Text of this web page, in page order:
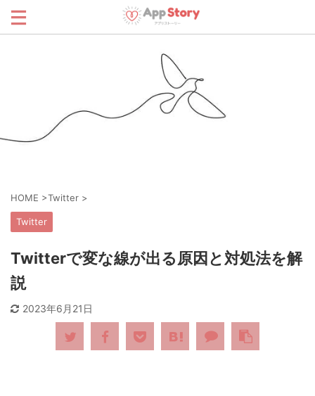
HOME >Twitter >
Twitter
Twitterで変な線が出る原因と対処法を解
説
2023年6月21日